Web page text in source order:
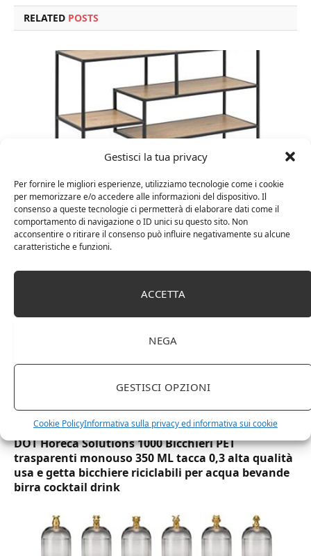
Gestisci la tua privacy
Per fornire le migliori esperienze, utilizziamo tecnologie come i cookie
per memorizzare e/o accedere alle informazioni del dispositivo. Il
consenso a queste tecnologie ci permetterà di elaborare dati come il
comportamento di navigazione o ID unici su questo sito. Non
acconsentire o ritirare il consenso può influire negativamente su alcune
caratteristiche e funzioni.
ACCETTA
NEGA
GESTISCI OPZIONI
Cookie PolicyInformativa sulla privacy ed informativa sui cookie
RELATED POSTS
Amazon Basics Martin – Libreria, 35 x 114 x 78 cm
(Lu x La x A), effetto quercia(In precedenza
marchio Movian)
DOT Horeca Solutions 1000 Bicchieri PET
trasparenti monouso 350 ML tacca 0,3 alta qualità
usa e getta bicchiere riciclabili per acqua bevande
birra cocktail drink